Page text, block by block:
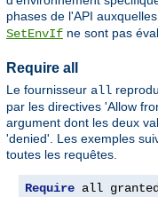
phases de l'API auxquelles
SetEnvIf ne sont pas
Require all
Le fournisseur all
par les directives 'Allow
argument dont les deux
'denied'. Les exemples
toutes les requêtes.
Require all granted